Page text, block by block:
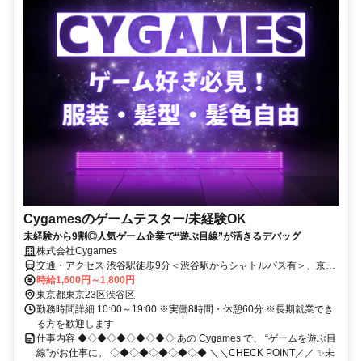
Cygamesのゲームテスター/未経験OK
未経験から9割◎人気ゲーム企業で“遊ぶ目線”が活きるデバッグ
株式会社Cygames
交通・アクセス 渋谷駅徒歩9分＜渋谷駅からシャトルバス有＞、京王
井の頭神泉駅徒歩5分
時給1,600円～1,800円
東京都東京23区渋谷区
勤務時間詳細 10:00～19:00 ※実働8時間・休憩60分 ※長期就業でき
る方を歓迎します
仕事内容 ◆◇◆◇◆◇◆◇◆◇ あの Cygames で、 “ゲームを遊ぶ目
線”がお仕事に。 ◇◆◇◆◇◆◇◆◇◆ ＼＼CHECK POINT／／ ✨未